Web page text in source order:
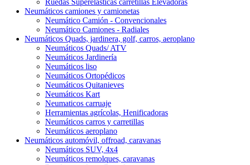
Ruedas Superelásticas carretillas Elevadoras
Neumáticos camiones y camionetas
Neumático Camión - Convencionales
Neumático Camiones - Radiales
Neumáticos Quads, jardinera, golf, carros, aeroplano
Neumáticos Quads/ ATV
Neumáticos Jardinería
Neumáticos liso
Neumáticos Ortopédicos
Neumáticos Quitanieves
Neumáticos Kart
Neumaticos carruaje
Herramientas agrícolas, Henificadoras
Neumáticos carros y carretillas
Neumáticos aeroplano
Neumáticos automóvil, offroad, caravanas
Neumáticos SUV, 4x4
Neumáticos remolques, caravanas